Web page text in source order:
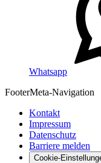
Whatsapp
FooterMeta-Navigation
Kontakt
Impressum
Datenschutz
Barriere melden
Cookie-